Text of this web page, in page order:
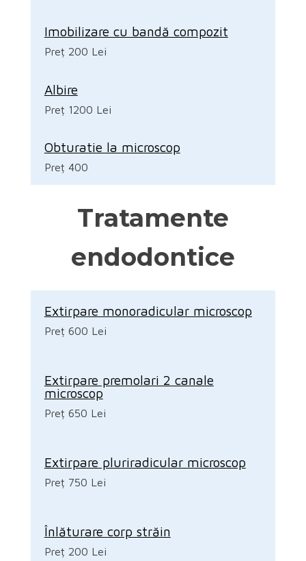
Imobilizare cu bandă compozit
Preț 200 Lei
Albire
Preț 1200 Lei
Obturatie la microscop
Preț 400
Tratamente
endodontice
Extirpare monoradicular microscop
Preț 600 Lei
Extirpare premolari 2 canale
microscop
Preț 650 Lei
Extirpare pluriradicular microscop
Preț 750 Lei
Înlăturare corp străin
Preț 200 Lei